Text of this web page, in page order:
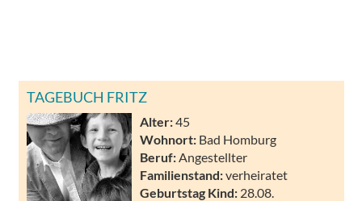
TAGEBUCH FRITZ
Alter:45
Wohnort: Bad Homburg
Beruf: Angestellter
Familienstand:verheiratet
Geburtstag Kind: 28.08.